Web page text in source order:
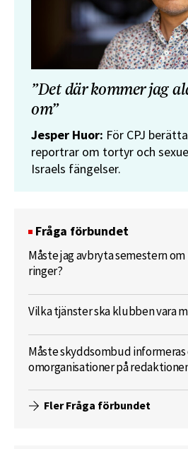
”Det där kommer jag
om”
Jesper Huor: För CPJ
reportrar om tortyr och
Israels fängelser.
Fråga förbundet
Måste jag avbryta semestern
ringer?
Vilka tjänster ska klubben vara
Måste skyddsombud informeras
omorganisationer på
Fler Fråga förbundet